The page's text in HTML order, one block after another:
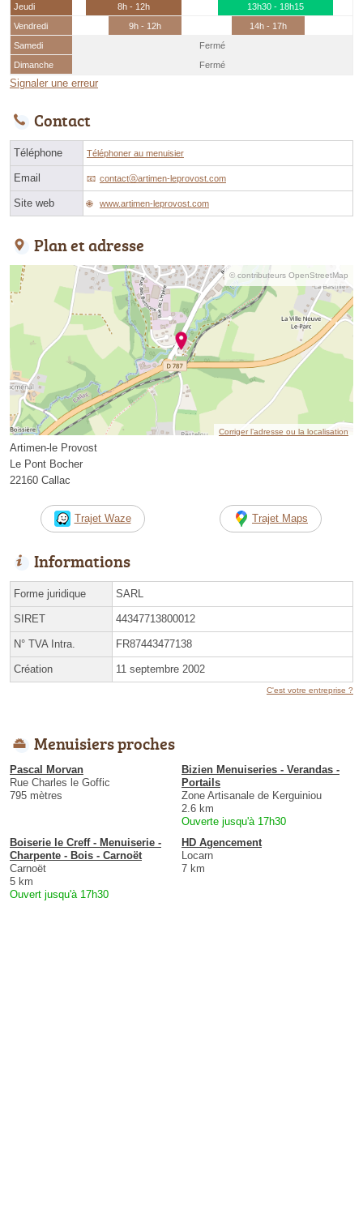
Jeudi
8h - 12h
13h30 - 18h15
Vendredi
9h - 12h
14h - 17h
Samedi
Fermé
Dimanche
Fermé
Signaler une erreur
Contact
Téléphone Téléphoner au menuisier
Email contactⓐartimen-leprovost.com
Site web www.artimen-leprovost.com
Plan et adresse
© contributeurs OpenStreetMap
Corriger l’adresse ou la localisation
Artimen-le Provost
Le Pont Bocher
22160 Callac
Trajet Waze Trajet Maps
Informations
Forme juridique SARL
SIRET 44347713800012
N° TVA Intra. FR87443477138
Création 11 septembre 2002
C'est votre entreprise ?
Menuisiers proches
Pascal Morvan
Rue Charles le Goffic
795 mètres
Bizien Menuiseries - Verandas -
Portails
Zone Artisanale de Kerguiniou
2.6 km
Ouverte jusqu'à 17h30
Boiserie le Creff - Menuiserie -
Charpente - Bois - Carnoët
Carnoët
5 km
Ouvert jusqu'à 17h30
HD Agencement
Locarn
7 km